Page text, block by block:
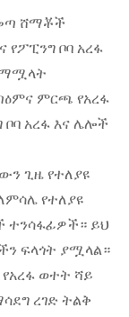
ሸማቾች
ቦባ አረፋ
ምርጫ የአረፋ
አረፋ እና ሌሎች
ጊዜ የተለያዩ
የተለያዩ
ተንሳፋፊዎች። ይህ
ፍላጎት ያሟላል።
ወተት ሻይ
ረገድ ትልቅ